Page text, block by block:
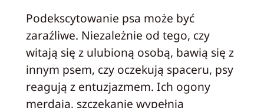
Podekscytowanie psa może być
zaraźliwe. Niezależnie od tego, czy
witają się z ulubioną osobą, bawią się z
innym psem, czy oczekują spaceru, psy
reagują z entuzjazmem. Ich ogony
merdają, szczekanie wypełnia